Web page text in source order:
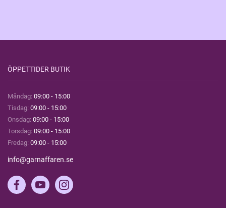
ÖPPETTIDER BUTIK
Måndag: 09:00 - 15:00
Tisdag: 09:00 - 15:00
Onsdag: 09:00 - 15:00
Torsdag: 09:00 - 15:00
Fredag: 09:00 - 15:00
info@garnaffaren.se